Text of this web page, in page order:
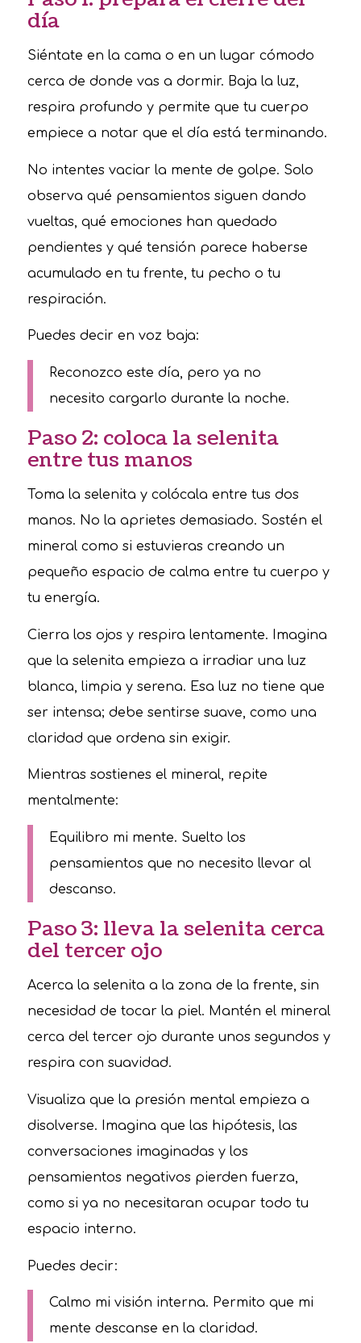
día
Siéntate en la cama o en un lugar cómodo
cerca de donde vas a dormir. Baja la luz,
respira profundo y permite que tu cuerpo
empiece a notar que el día está terminando.
No intentes vaciar la mente de golpe. Solo
observa qué pensamientos siguen dando
vueltas, qué emociones han quedado
pendientes y qué tensión parece haberse
acumulado en tu frente, tu pecho o tu
respiración.
Puedes decir en voz baja:
Reconozco este día, pero ya no
necesito cargarlo durante la noche.
Paso 2: coloca la selenita
entre tus manos
Toma la selenita y colócala entre tus dos
manos. No la aprietes demasiado. Sostén el
mineral como si estuvieras creando un
pequeño espacio de calma entre tu cuerpo y
tu energía.
Cierra los ojos y respira lentamente. Imagina
que la selenita empieza a irradiar una luz
blanca, limpia y serena. Esa luz no tiene que
ser intensa; debe sentirse suave, como una
claridad que ordena sin exigir.
Mientras sostienes el mineral, repite
mentalmente:
Equilibro mi mente. Suelto los
pensamientos que no necesito llevar al
descanso.
Paso 3: lleva la selenita cerca
del tercer ojo
Acerca la selenita a la zona de la frente, sin
necesidad de tocar la piel. Mantén el mineral
cerca del tercer ojo durante unos segundos y
respira con suavidad.
Visualiza que la presión mental empieza a
disolverse. Imagina que las hipótesis, las
conversaciones imaginadas y los
pensamientos negativos pierden fuerza,
como si ya no necesitaran ocupar todo tu
espacio interno.
Puedes decir:
Calmo mi visión interna. Permito que mi
mente descanse en la claridad.